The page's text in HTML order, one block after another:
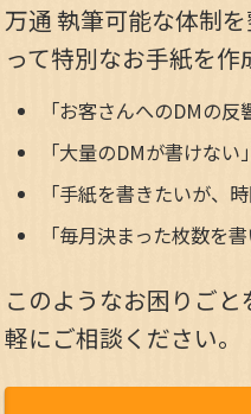
万通 執筆可能な体制
って特別なお手紙を作
「お客さんへのDMの反
「大量のDMが書けない」
「手紙を書きたいが、
「毎月決まった枚数を
このようなお困りご
軽にご相談ください。